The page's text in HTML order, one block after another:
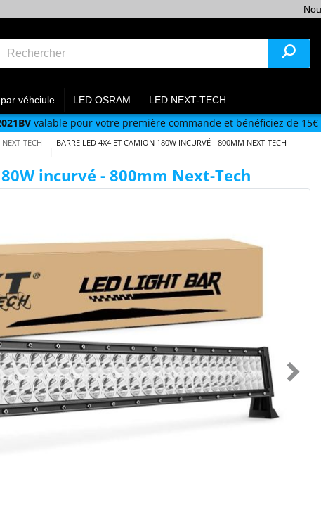
véhciule LED OSRAM LED NEXT-TECH
valable pour votre première commande et bénéficiez de
TECH BARRE LED 4X4 ET CAMION 180W INCURVÉ - 800MM NEXT-TECH
incurvé - 800mm Next-Tech